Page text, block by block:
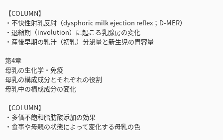
【COLUMN】
・不快性射乳反射（dysphoric milk ejection reflex；D-MER）
・退縮期（involution）に起こる乳腺房の変化
・産後早期の乳汁（初乳）分泌量と新生児の胃容量
第4章
母乳の生化学・免疫
母乳の構成成分とそれぞれの役割
母乳中の構成成分の変化
【COLUMN】
・多価不飽和脂肪酸添加の効果
・食事や母親の状態によって変化する母乳の色